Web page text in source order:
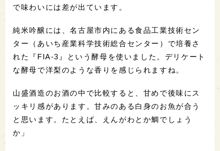
で味わいには差が出ています。
純米吟醸には、名古屋市内にある食品工業技術セン
ター（あいち産業科学技術総合センター）で培養さ
れた『FIA-3』という酵母を使いました。デリケート
な酵母で洋梨のような香りを感じられますね。
山盛酒造のお酒の中で比較すると、甘めで後味にス
ッキリ感があります。甘みのある白身のお魚が合う
と思います。たとえば、えんがわとか鯛でしょう
か」